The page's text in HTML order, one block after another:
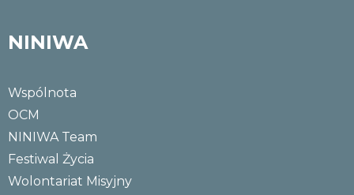
NINIWA
Wspólnota
OCM
NINIWA Team
Festiwal Życia
Wolontariat Misyjny